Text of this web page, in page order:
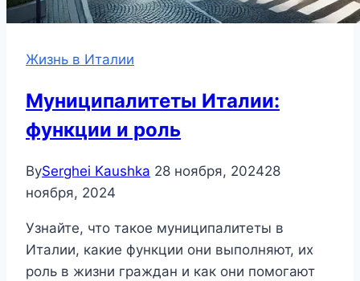
Жизнь в Италии
Муниципалитеты Италии:
функции и роль
BySerghei Kaushka 28 ноября, 202428
ноября, 2024
Узнайте, что такое муниципалитеты в
Италии, какие функции они выполняют, их
роль в жизни граждан и как они помогают